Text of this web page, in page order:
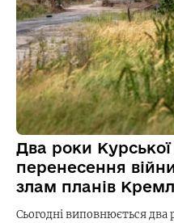
Два роки Курської
перенесення
злам планів
Сьогодні виповнюється два